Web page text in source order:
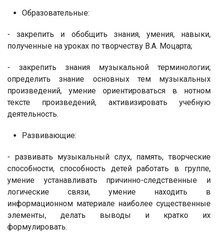
Образовательные:
- закрепить и обобщить знания, умения, навыки,
полученные на уроках по творчеству В.А. Моцарта;
- закрепить знания музыкальной терминологии;
определить знание основных тем музыкальных
произведений, умение ориентироваться в нотном
тексте произведений, активизировать учебную
деятельность.
Развивающие:
- развивать музыкальный слух, память, творческие
способности, способность детей работать в группе,
умение устанавливать причинно-следственные и
логические связи, умение находить в
информационном материале наиболее существенные
элементы, делать выводы и кратко их
формулировать.